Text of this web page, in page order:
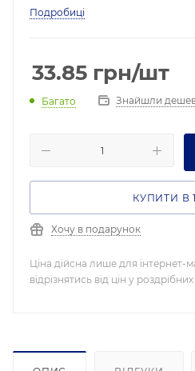
Подробиці
33.85 грн/шт
Багато Знайшли
КУПИТИ В
Хочу в подарунок
Ціна дійсна лише для інтернет-
відрізнятись від цін у